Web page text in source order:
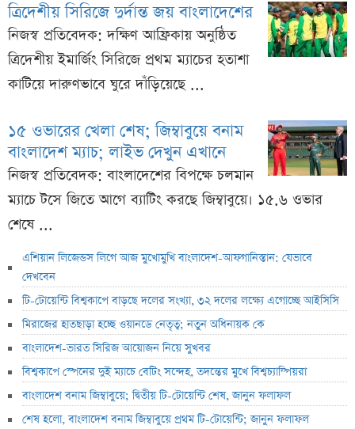
ত্রিদেশীয় সিরিজে দুর্দান্ত জয় বাংলাদেশের
নিজস্ব প্রতিবেদক: দক্ষিণ আফ্রিকায় অনুষ্ঠিত
ত্রিদেশীয় ইমার্জিং সিরিজে প্রথম ম্যাচের হতাশা
কাটিয়ে দারুণভাবে ঘুরে দাঁড়িয়েছে ...
১৫ ওভারের খেলা শেষ; জিম্বাবুয়ে বনাম
বাংলাদেশ ম্যাচ; লাইভ দেখুন এখানে
নিজস্ব প্রতিবেদক: বাংলাদেশের বিপক্ষে চলমান
ম্যাচে টসে জিতে আগে ব্যাটিং করছে জিম্বাবুয়ে। ১৫.৬ ওভার
শেষে ...
এশিয়ান লিজেন্ডস লিগে আজ মুখোমুখি বাংলাদেশ-আফগানিস্তান: যেভাবে
দেখবেন
টি-টোয়েন্টি বিশ্বকাপে বাড়ছে দলের সংখ্যা, ৩২ দলের লক্ষ্যে এগোচ্ছে আইসিসি
মিরাজের হাতছাড়া হচ্ছে ওয়ানডে নেতৃত্ব; নতুন অধিনায়ক কে
বাংলাদেশ-ভারত সিরিজ আয়োজন নিয়ে সুখবর
বিশ্বকাপে স্পেনের দুই ম্যাচে বেটিং সন্দেহ, তদন্তের মুখে বিশ্বচ্যাম্পিয়রা
বাংলাদেশ বনাম জিম্বাবুয়ে; দ্বিতীয় টি-টোয়েন্টি শেষ, জানুন ফলাফল
শেষ হলো, বাংলাদেশ বনাম জিম্বাবুয়ে প্রথম টি-টোয়েন্টি; জানুন ফলাফল